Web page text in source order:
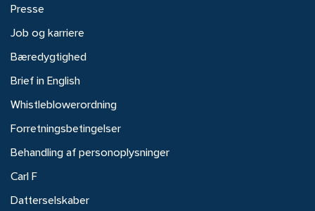
Presse
Job og karriere
Bæredygtighed
Brief in English
Whistleblowerordning
Forretningsbetingelser
Behandling af personoplysninger
Carl F
Datterselskaber